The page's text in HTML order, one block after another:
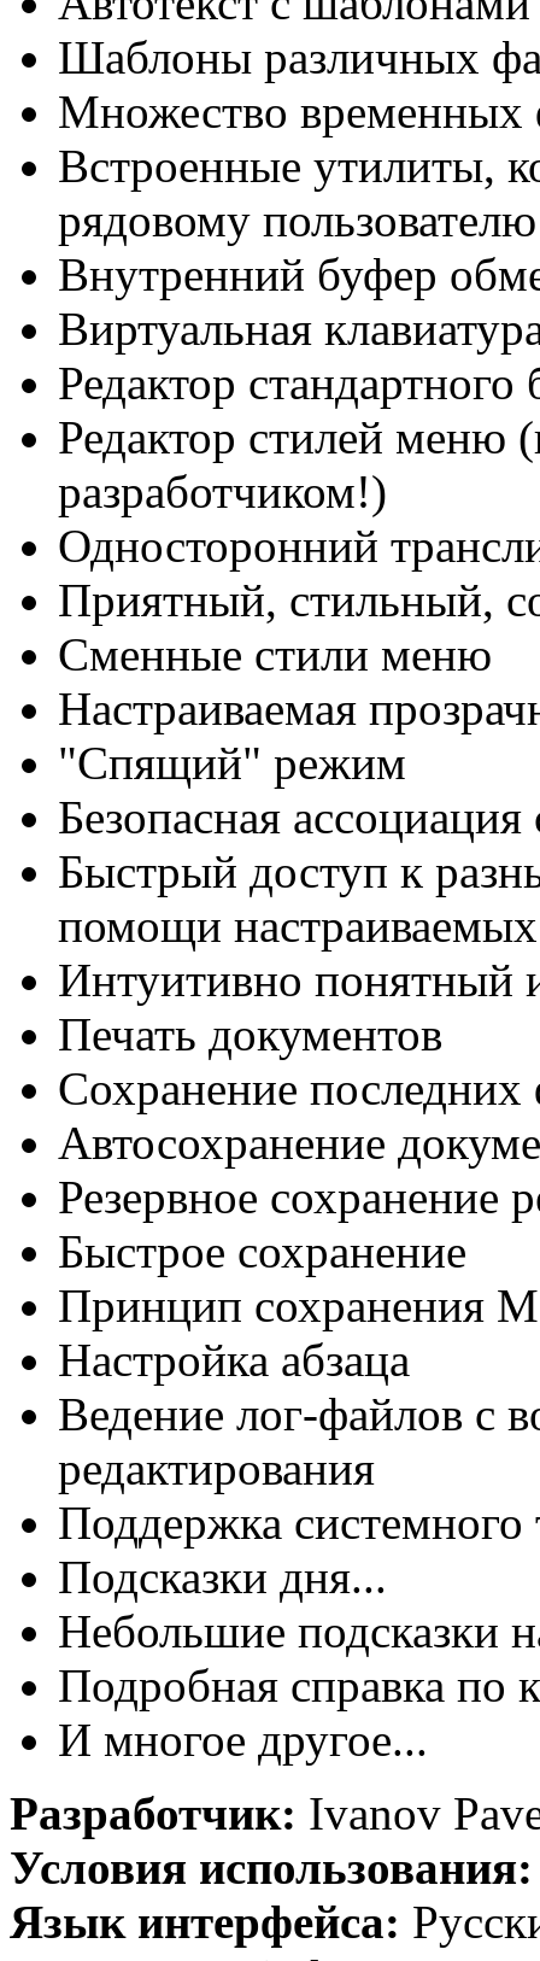
Шаблоны различных
Множество временных
Встроенные утилиты,
рядовому пользователю
Внутренний буфер
Виртуальная
Редактор
Редактор стилей меню
разработчиком!)
Односторонний
Приятный, стильный,
Сменные стили меню
Настраиваемая
"Спящий" режим
Безопасная
Быстрый доступ к
помощи
Интуитивно понятный
Печать документов
Сохранение последних
Автосохранение
Резервное сохранение
Быстрое сохранение
Принцип сохранения
Настройка абзаца
Ведение лог-файлов с
редактирования
Поддержка системного
Подсказки дня...
Небольшие подсказки
Подробная справка по
И многое другое...
Разработчик: Ivanov
Условия
Язык интерфейса: